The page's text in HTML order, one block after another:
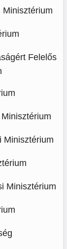
Felelős
Minisztérium
Minisztérium